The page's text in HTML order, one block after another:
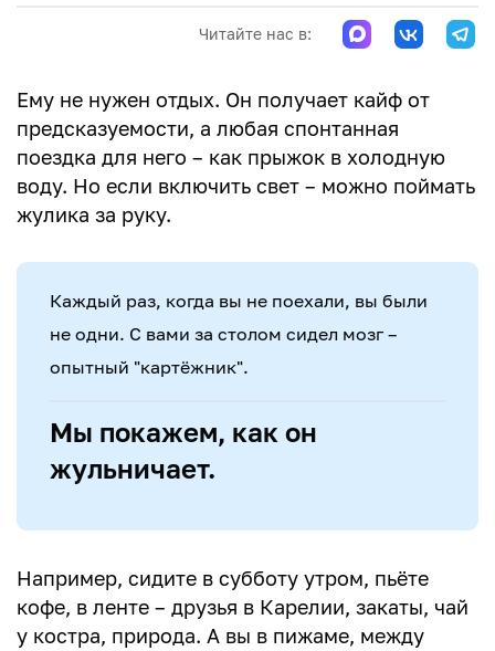
Читайте нас в:
Ему не нужен отдых. Он получает кайф от
предсказуемости, а любая спонтанная
поездка для него – как прыжок в холодную
воду. Но если включить свет – можно поймать
жулика за руку.
Каждый раз, когда вы не поехали, вы были
не одни. С вами за столом сидел мозг –
опытный "картёжник".
Мы покажем, как он
жульничает.
Например, сидите в субботу утром, пьёте
кофе, в ленте – друзья в Карелии, закаты, чай
у костра, природа. А вы в пижаме, между